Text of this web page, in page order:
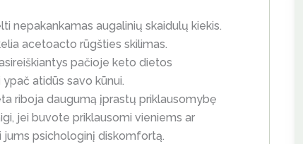
nepakankamas augalinių skaidulų kiekis.
acetoacto rūgšties skilimas.
pačioje keto dietos
atidūs savo kūnui.
riboja daugumą įprastų priklausomybę
jei buvote priklausomi vieniems ar
psichologinį diskomfortą.